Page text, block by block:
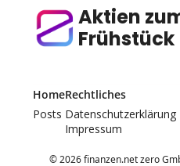
Aktien
Frühstück
Home
Posts
Rechtliches
Datenschutzerklärung
Impressum
© 2026 finanzen.net zero